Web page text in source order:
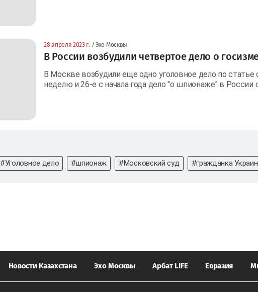
28 апреля 2023 г. / Эхо Москвы
В России возбудили четвертое дело о
В Москве возбудили еще одно уголовное дело по статье
неделю и 26-е с начала года дело "о шпионаже" в России
#Уголовное дело #шпионаж #Московский суд #гражданка
Новости Казахстана Эхо Москвы Арбат LIFE Евразия